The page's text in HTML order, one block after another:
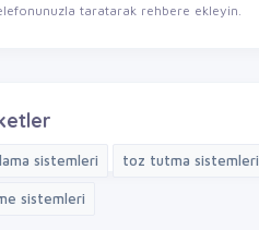
taratarak rehbere ekleyin.
sistemleri toz tutma sistemleri
sistemleri